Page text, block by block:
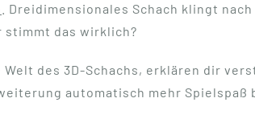
. Dreidimensionales Schach klingt
stimmt das wirklich?
des 3D-Schachs, erklären dir
automatisch mehr Spielspaß